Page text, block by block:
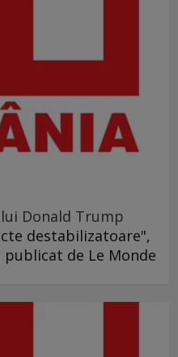
Donald Trump
destabilizatoare",
de Le Monde